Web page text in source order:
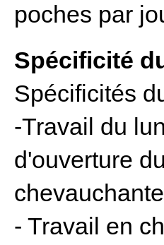
poches par
Spécificité
Spécificités
-Travail du
d'ouverture
- Travail en